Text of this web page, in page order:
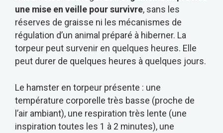
une mise en veille pour survivre, sans les
réserves de graisse ni les mécanismes de
régulation d’un animal préparé à hiberner. La
torpeur peut survenir en quelques heures. Elle
peut durer de quelques heures à quelques jours.
Le hamster en torpeur présente : une
température corporelle très basse (proche de
l’air ambiant), une respiration très lente (une
inspiration toutes les 1 à 2 minutes), une